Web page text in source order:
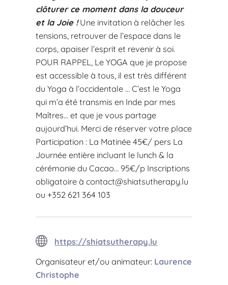
clôturer ce moment dans la douceur
et la Joie !Une invitation à relâcher les
tensions, retrouver de l’espace dans le
corps, apaiser l’esprit et revenir à soi.
POUR RAPPEL, Le YOGA que je propose
est accessible à tous, il est très différent
du Yoga à l’occidentale … C’est le Yoga
qui m’a été transmis en Inde par mes
Maîtres… et que je vous partage
aujourd’hui. Merci de réserver votre place
Participation : La Matinée 45€/ pers La
Journée entière incluant le lunch & la
cérémonie du Cacao… 95€/p Inscriptions
obligatoire àcontact@shiatsutherapy.lu
ou +352 621 364 103
https://shiatsutherapy.lu
Organisateur et/ou animateur: Laurence
Christophe